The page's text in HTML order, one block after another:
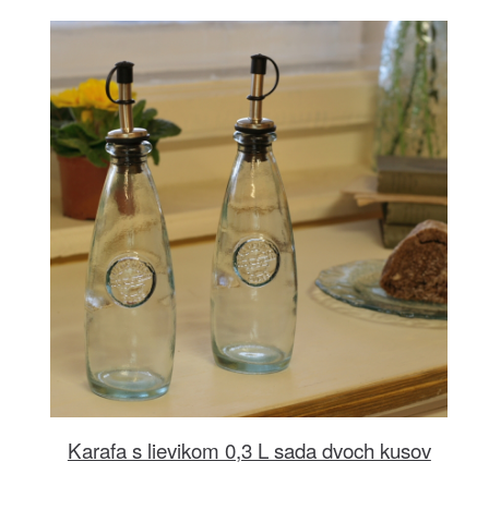
Karafa s lievikom 0,3 L sada dvoch kusov